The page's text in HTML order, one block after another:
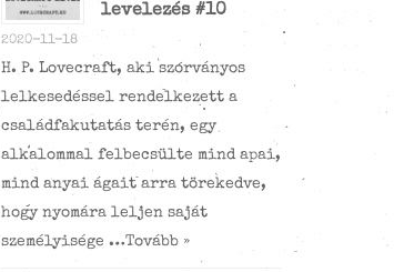
levelezés #10
2020-11-18
H. P. Lovecraft, aki szórványos
lelkesedéssel rendelkezett a
családfakutatás terén, egy
alkalommal felbecsülte mind apai,
mind anyai ágait arra törekedve,
hogy nyomára leljen saját
személyisége …Tovább »